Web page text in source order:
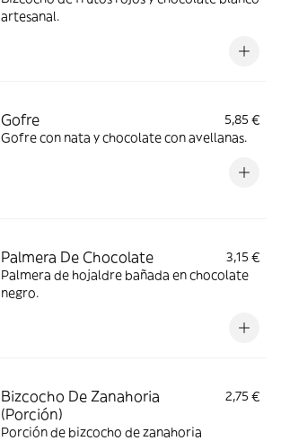
artesanal.
Gofre
5,85 €
Gofre con nata y chocolate con avellanas.
Palmera De Chocolate
3,15 €
Palmera de hojaldre bañada en chocolate
negro.
Bizcocho De Zanahoria
(Porción)
2,75 €
Porción de bizcocho de zanahoria